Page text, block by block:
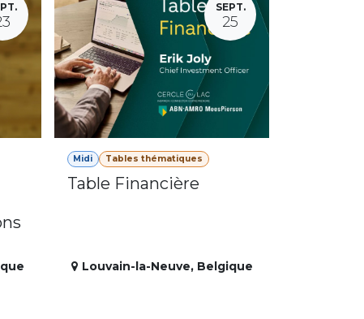
SEPT.
25
Midi Tables thématiques
Table Financière
Louvain-la-Neuve, Belgique